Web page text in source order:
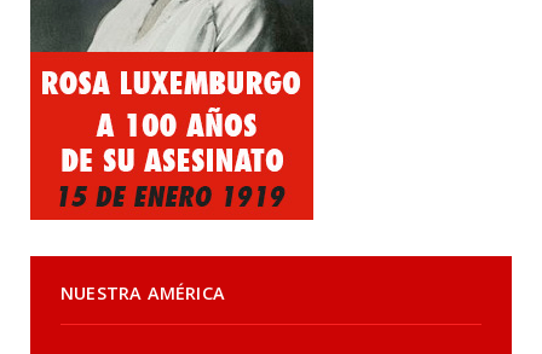
NUESTRA AMÉRICA